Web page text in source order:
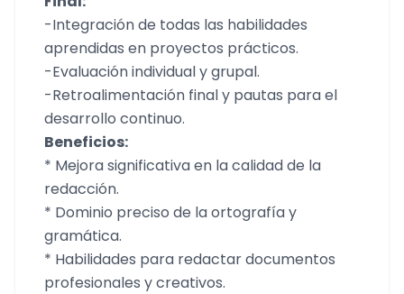
-Integración de todas las habilidades
aprendidas en proyectos prácticos.
-Evaluación individual y grupal.
-Retroalimentación final y pautas para el
desarrollo continuo.
Beneficios:
* Mejora significativa en la calidad de la
redacción.
* Dominio preciso de la ortografía y
gramática.
* Habilidades para redactar documentos
profesionales y creativos.